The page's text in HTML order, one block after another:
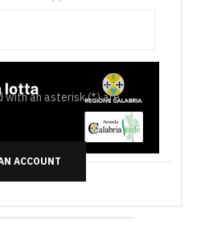
with an asterisk (*) are
ACCOUNT